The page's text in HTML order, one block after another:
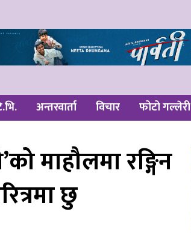
अन्तरवार्ता विचार फोटो गल्लेरी
माहौलमा रङ्गिन
छु